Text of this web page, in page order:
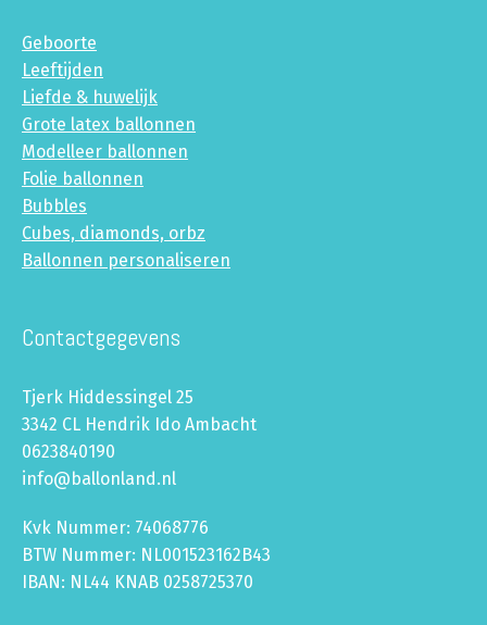
Geboorte
Leeftijden
Liefde & huwelijk
Grote latex ballonnen
Modelleer ballonnen
Folie ballonnen
Bubbles
Cubes, diamonds, orbz
Ballonnen personaliseren
Contactgegevens
Tjerk Hiddessingel 25
3342 CL Hendrik Ido Ambacht
0623840190
info@ballonland.nl
Kvk Nummer: 74068776
BTW Nummer: NL001523162B43
IBAN: NL44 KNAB 0258725370